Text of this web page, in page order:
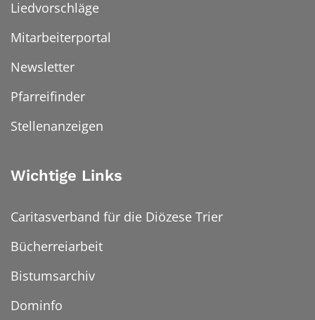
Liedvorschläge
Mitarbeiterportal
Newsletter
Pfarreifinder
Stellenanzeigen
Wichtige Links
Caritasverband für die Diözese Trier
Bücherreiarbeit
Bistumsarchiv
Dominfo